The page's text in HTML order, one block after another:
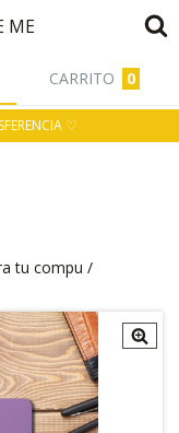
ME
CARRITO 0
♡
tu compu /